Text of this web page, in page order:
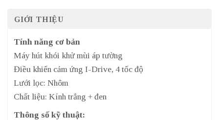
GIỚI THIỆU
Tính năng cơ bản
Máy hút khói khử mùi áp tường
Điều khiển cảm ứng I-Drive, 4 tốc độ
Lưới lọc: Nhôm
Chất liệu: Kính trắng + đen
Thông số kỹ thuật: